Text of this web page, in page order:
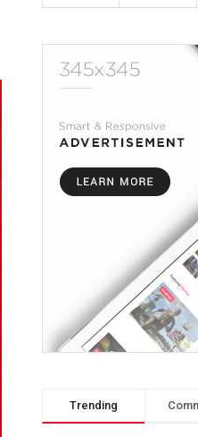
Trending